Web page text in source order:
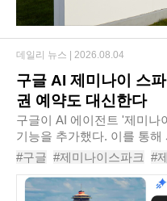
구글 AI 제미나이 스
권 예약도 대신한다
구글이 AI 에이전트 '제미나
기능을 추가했다. 이를 통
저장된 로그인 계정과 비밀
약 절차 등 반복적인 웹 작업
#구글 #제미나이스파크 #
#웹자동화 #구글AI # 항공
데일리 뉴스 | 2026.08.04